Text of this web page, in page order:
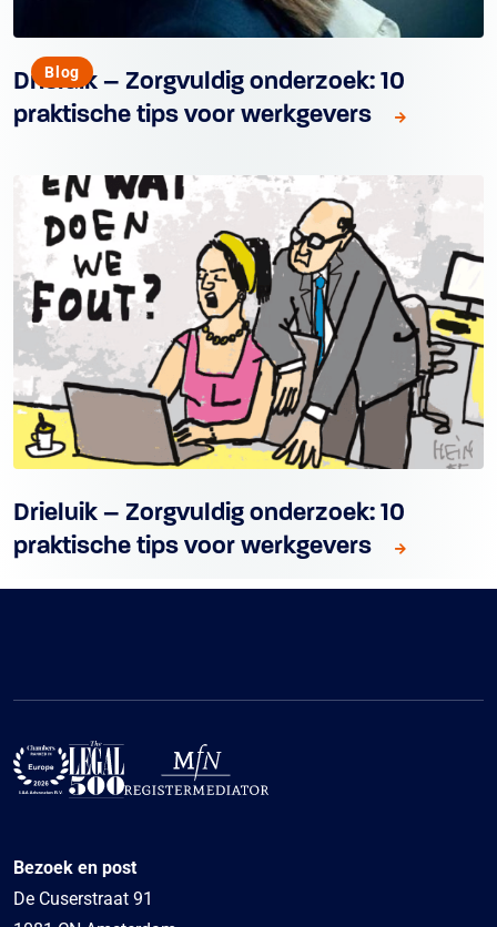
Blog
Drieluik – Zorgvuldig onderzoek: 10
praktische tips voor werkgevers
Drieluik – Zorgvuldig onderzoek: 10
praktische tips voor werkgevers
Bezoek en post
De Cuserstraat 91